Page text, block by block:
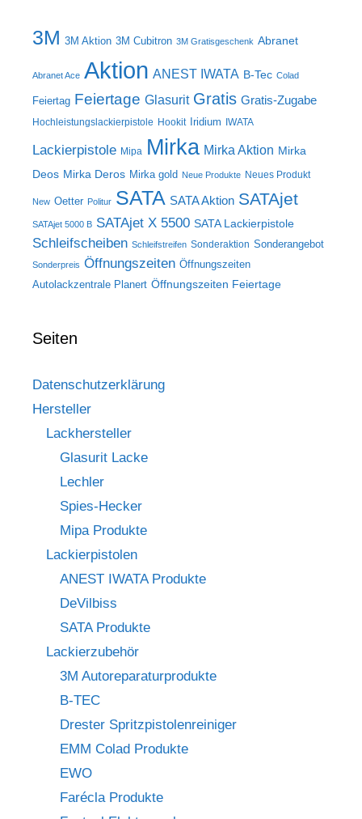
3M 3M Aktion 3M Cubitron 3M Gratisgeschenk Abranet
Abranet Ace Aktion ANEST IWATA B-Tec Colad
Feiertag Feiertage Glasurit Gratis Gratis-Zugabe
Hochleistungslackierpistole Hookit Iridium IWATA
Lackierpistole Mipa Mirka Mirka Aktion Mirka
Deos Mirka Deros Mirka gold Neue Produkte Neues Produkt
New Oetter Politur SATA SATA Aktion SATAjet
SATAjet 5000 B SATAjet X 5500 SATA Lackierpistole
Schleifscheiben Schleifstreifen Sonderaktion Sonderangebot
Sonderpreis Öffnungszeiten Öffnungszeiten
Autolackzentrale Planert Öffnungszeiten Feiertage
Seiten
Datenschutzerklärung
Hersteller
Lackhersteller
Glasurit Lacke
Lechler
Spies-Hecker
Mipa Produkte
Lackierpistolen
ANEST IWATA Produkte
DeVilbiss
SATA Produkte
Lackierzubehör
3M Autoreparaturprodukte
B-TEC
Drester Spritzpistolenreiniger
EMM Colad Produkte
EWO
Farécla Produkte